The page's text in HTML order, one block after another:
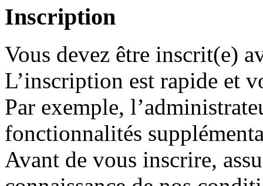
Inscription
Vous devez être inscrit(e)
L’inscription est rapide et
Par exemple,
fonctionnalités
Avant de vous inscrire,